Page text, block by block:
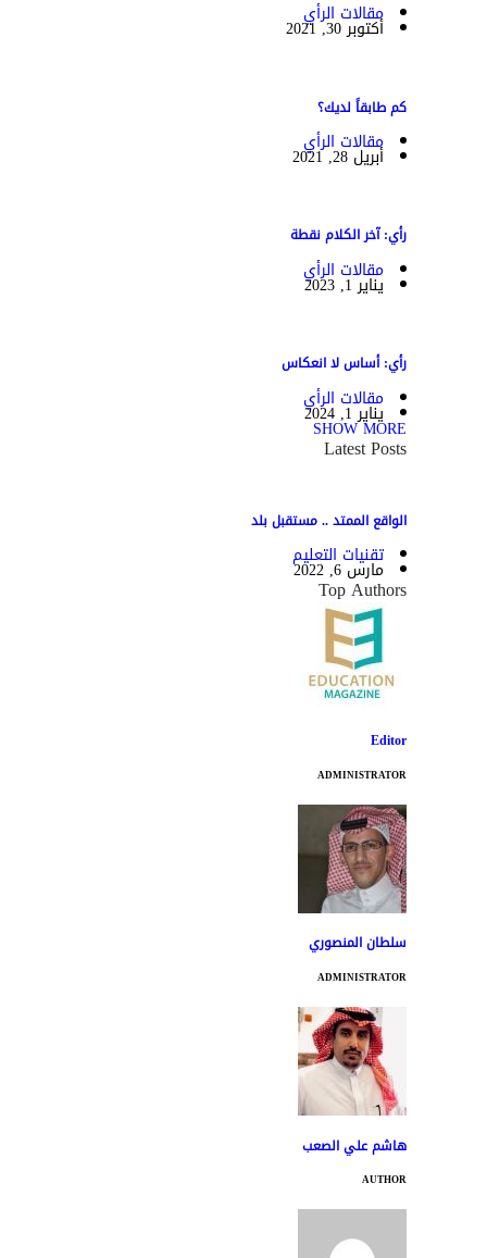
مقالات الرأي
أكتوبر 30, 2021
كم طابقاً لديك؟
مقالات الرأي
أبريل 28, 2021
رأي: آخر الكلام نقطة
مقالات الرأي
يناير 1, 2023
رأي: أساس لا انعكاس
مقالات الرأي
يناير 1, 2024
SHOW MORE
Latest Posts
الواقع الممتد .. مستقبل بلد
تقنيات التعليم
مارس 6, 2022
Top Authors
Editor
ADMINISTRATOR
سلطان المنصوري
ADMINISTRATOR
هاشم علي الصعب
AUTHOR